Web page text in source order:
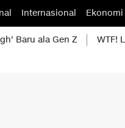
Internasional Ekonomi
Baru ala Gen Z WTF!